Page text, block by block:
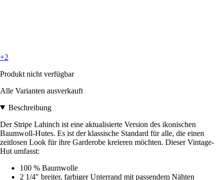
+2
Produkt nicht verfügbar
Alle Varianten ausverkauft
Beschreibung
Der Stripe Lahinch ist eine aktualisierte Version des ikonischen
Baumwoll-Hutes. Es ist der klassische Standard für alle, die einen
zeitlosen Look für ihre Garderobe kreieren möchten. Dieser Vintage-
Hut umfasst:
100 % Baumwolle
2 1/4" breiter, farbiger Unterrand mit passendem Nähten